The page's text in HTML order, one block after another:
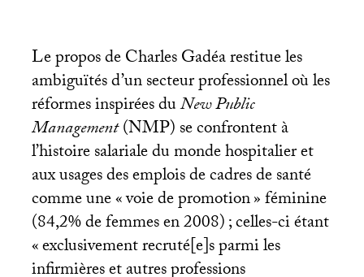
Le propos de Charles Gadéa restitue les
ambiguïtés d’un secteur professionnel où les
réformes inspirées duNew Public
Management(NMP) se confrontent à
l’histoire salariale du monde hospitalier et
aux usages des emplois de cadres de santé
comme une «voie de promotion» féminine
(84,2% de femmes en 2008); celles-ci étant
«exclusivement recruté[e]s parmi les
infirmières et autres professions